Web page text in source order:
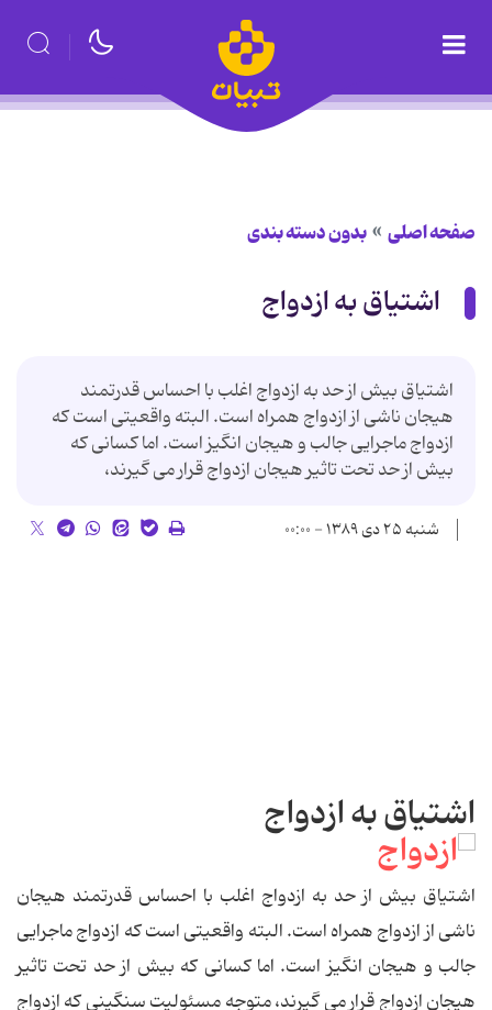
صفحه اصلی بدون دسته بندی
اشتیاق به ازدواج
اشتیاق بیش از حد به ازدواج اغلب با احساس قدرتمند
هیجان ناشی از ازدواج همراه است. البته واقعیتی است که
ازدواج ماجرایی جالب و هیجان انگیز است. اما کسانی که
بیش از حد تحت تاثیر هیجان ازدواج قرار می گیرند،
شنبه ۲۵ دی ۱۳۸۹ - ۰۰:۰۰
اشتیاق به ازدواج
اشتیاق بیش از حد به ازدواج اغلب با احساس قدرتمند هیجان
ناشی از ازدواج همراه است. البته واقعیتی است که ازدواج ماجرایی
جالب و هیجان انگیز است. اما کسانی که بیش از حد تحت تاثیر
هیجان ازدواج قرار می گیرند، متوجه مسئولیت سنگینی که ازدواج